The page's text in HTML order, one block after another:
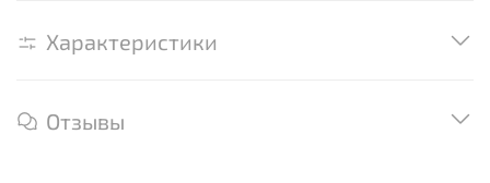
Характеристики
Отзывы